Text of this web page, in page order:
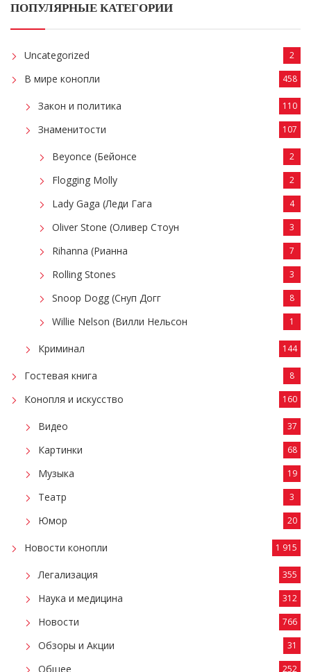
ПОПУЛЯРНЫЕ КАТЕГОРИИ
Uncategorized 2
В мире конопли 458
Закон и политика 110
Знаменитости 107
Beyonce (Бейонсе 2
Flogging Molly 2
Lady Gaga (Леди Гага 4
Oliver Stone (Оливер Стоун 3
Rihanna (Рианна 7
Rolling Stones 3
Snoop Dogg (Снуп Догг 8
Willie Nelson (Вилли Нельсон 1
Криминал 144
Гостевая книга 8
Конопля и искусство 160
Видео 37
Картинки 68
Музыка 19
Театр 3
Юмор 20
Новости конопли 1 915
Легализация 355
Наука и медицина 312
Новости 766
Обзоры и Акции 31
Общее 252